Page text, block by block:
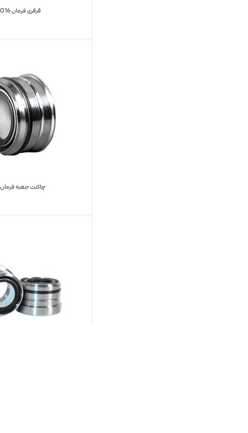
قرقری فرمان 50016
چاکنت جعبه فرمان 305